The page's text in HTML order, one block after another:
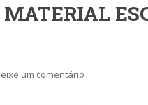
um comentário